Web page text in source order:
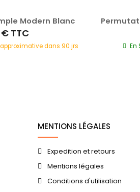
Modern Blanc
€TTC
dans 90 jrs En
MENTIONS LÉGALES
Expedition et retours
Mentions légales
Conditions d'utilisation